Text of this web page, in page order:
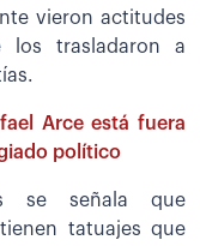
vieron actitudes
los trasladaron a
Arce está fuera
político
se señala que
tatuajes que